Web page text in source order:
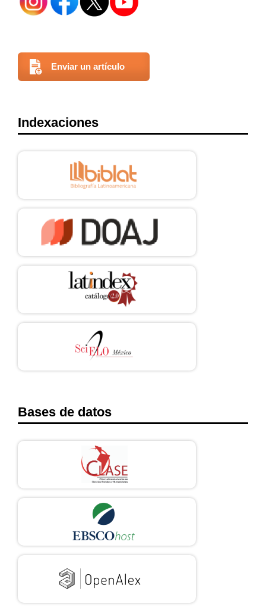
Enviar un artículo
Indexaciones
Bases de datos